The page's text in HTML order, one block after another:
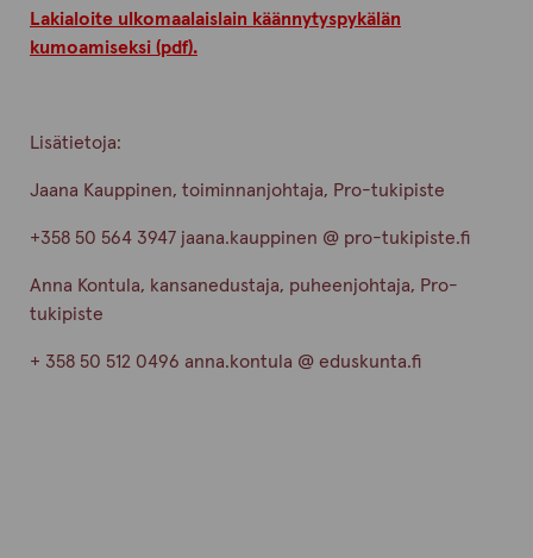
Lakialoite ulkomaalaislain käännytyspykälän
kumoamiseksi (pdf).
Lisätietoja:
Jaana Kauppinen, toiminnanjohtaja, Pro-tukipiste
+358 50 564 3947 jaana.kauppinen @ pro-tukipiste.fi
Anna Kontula, kansanedustaja, puheenjohtaja, Pro-
tukipiste
+ 358 50 512 0496 anna.kontula @ eduskunta.fi